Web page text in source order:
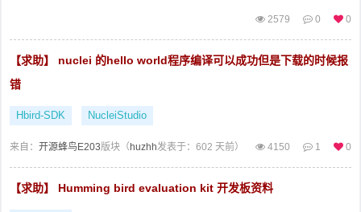
2579 0 0
【求助】 nuclei 的hello world程序编译可以成功但是下载的时候报
错
Hbird-SDK NucleiStudio
来自： 开源蜂鸟E203版块（ huzhh发表于：602 天前） 4150 1 0
【求助】 Humming bird evaluation kit 开发板资料